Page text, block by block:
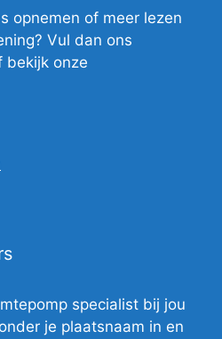
opnemen of meer lezen
Vul dan ons
bekijk onze
specialist bij jou
je plaatsnaam in en